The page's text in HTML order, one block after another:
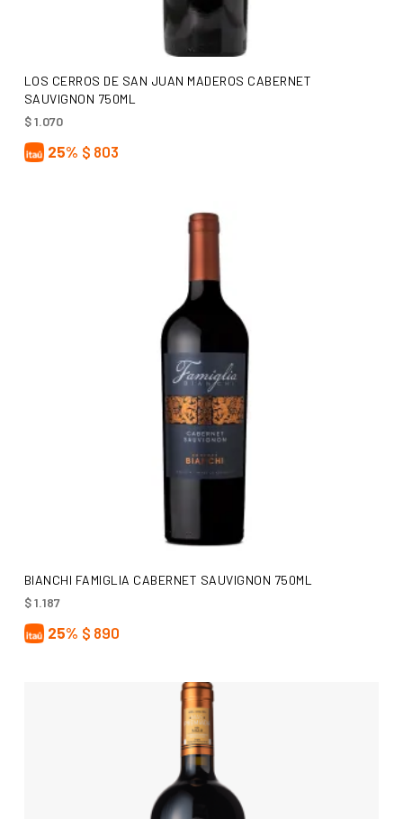
AÑADIR AL CARRITO
LOS CERROS DE SAN JUAN MADEROS CABERNET
SAUVIGNON 750ML
$1.070
25% $ 803
AÑADIR AL CARRITO
BIANCHI FAMIGLIA CABERNET SAUVIGNON 750ML
$1.187
25% $ 890